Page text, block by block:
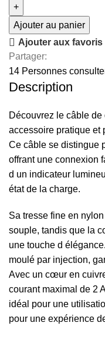
Ajouter au panier
Ajouter aux favoris
Partager:
14 Personnes
Description
Découvrez le câble
accessoire pratique et
Ce câble se distingue
offrant une connexion
d un indicateur
état de la charge.
Sa tresse fine en
souple, tandis que la
une touche d
moulé par injection,
Avec un cœur en
courant maximal de 2
idéal pour une
pour une expérience